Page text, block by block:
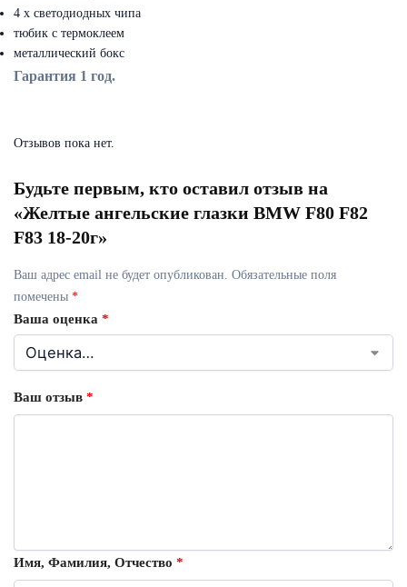
4 х светодиодных чипа
тюбик с термоклеем
металлический бокс
Гарантия 1 год.
Отзывов пока нет.
Будьте первым, кто оставил отзыв на
«Желтые ангельские глазки BMW F80 F82
F83 18-20г»
Ваш адрес email не будет опубликован. Обязательные поля
помечены *
Ваша оценка *
Ваш отзыв *
Имя, Фамилия, Отчество *